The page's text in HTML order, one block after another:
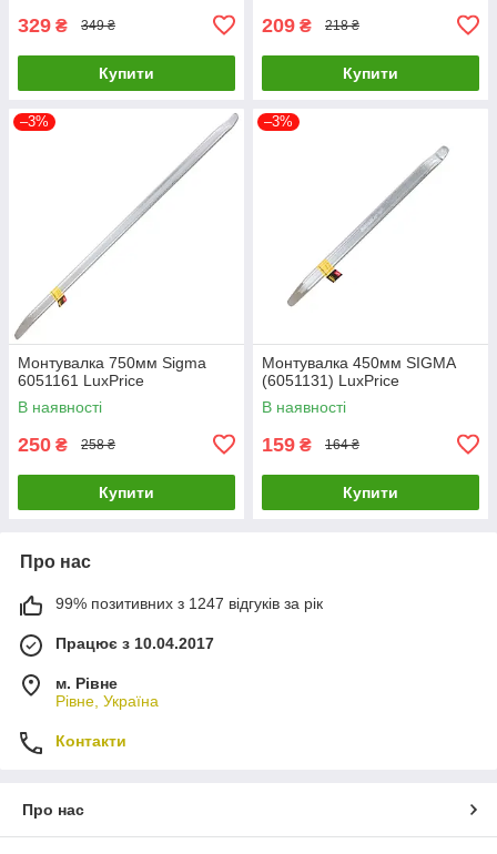
329 ₴ 349 ₴
Купити
209 ₴ 218 ₴
Купити
–3%
Монтувалка 750мм Sigma
6051161 LuxPrice
В наявності
250 ₴ 258 ₴
Купити
–3%
Монтувалка 450мм SIGMA
(6051131) LuxPrice
В наявності
159 ₴ 164 ₴
Купити
Про нас
99% позитивних з 1247 відгуків за рік
Працює з 10.04.2017
м. Рівне
Рівне, Україна
Контакти
Про нас